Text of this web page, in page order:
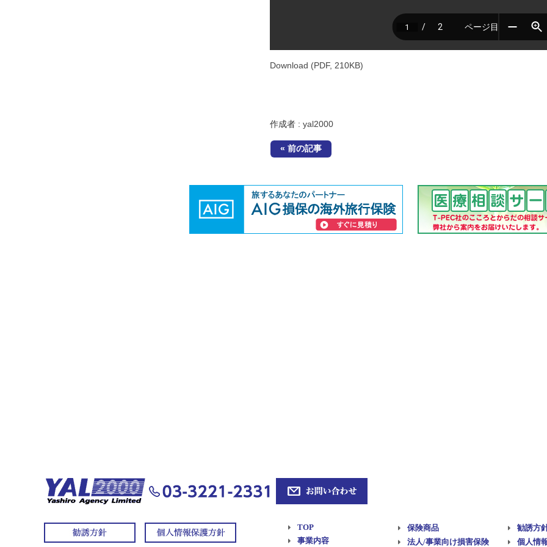
Download (PDF, 210KB)
作成者 : yal2000
« 前の記事
TOP
事業内容
保険商品
法人/事業向け損害保険
勧誘方
個人情